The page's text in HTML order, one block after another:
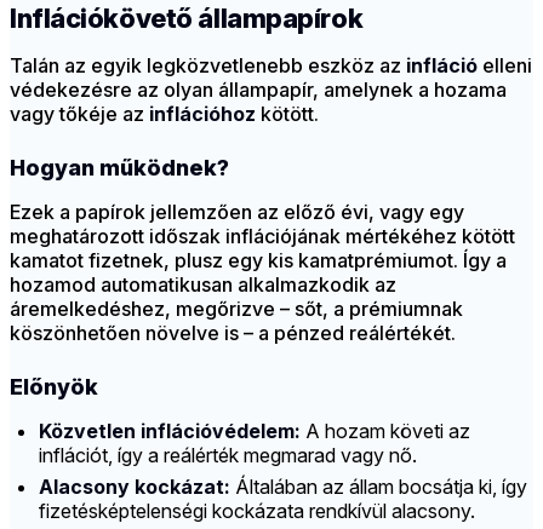
Inflációkövető állampapírok
Talán az egyik legközvetlenebb eszköz az infláció elleni
védekezésre az olyan állampapír, amelynek a hozama
vagy tőkéje az inflációhoz kötött.
Hogyan működnek?
Ezek a papírok jellemzően az előző évi, vagy egy
meghatározott időszak inflációjának mértékéhez kötött
kamatot fizetnek, plusz egy kis kamatprémiumot. Így a
hozamod automatikusan alkalmazkodik az
áremelkedéshez, megőrizve – sőt, a prémiumnak
köszönhetően növelve is – a pénzed reálértékét.
Előnyök
Közvetlen inflációvédelem: A hozam követi az
inflációt, így a reálérték megmarad vagy nő.
Alacsony kockázat: Általában az állam bocsátja ki, így
fizetésképtelenségi kockázata rendkívül alacsony.